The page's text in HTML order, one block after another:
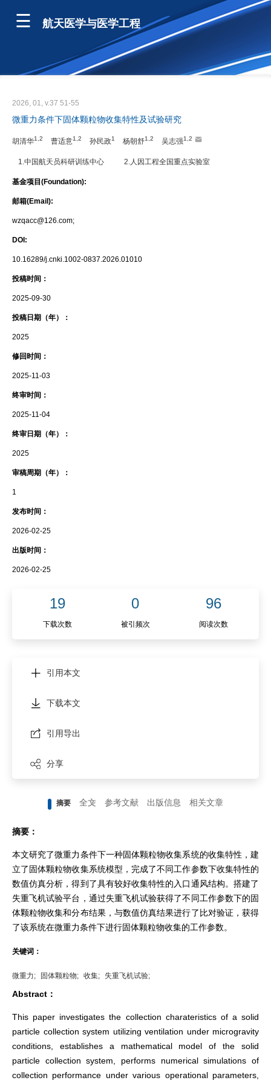
航天医学与医学工程
2026, 01, v.37 51-55
微重力条件下固体颗粒物收集特性及试验研究
胡清华1,2 曹适意1,2 孙民政1 杨朝舒1,2 吴志强1,2
1.中国航天员科研训练中心 2.人因工程全国重点实验室
基金项目(Foundation):
邮箱(Email):
wzqacc@126.com;
DOI:
10.16289/j.cnki.1002-0837.2026.01010
投稿时间：
2025-09-30
投稿日期（年）：
2025
修回时间：
2025-11-03
终审时间：
2025-11-04
终审日期（年）：
2025
审稿周期（年）：
1
发布时间：
2026-02-25
出版时间：
2026-02-25
19 0 96
下载次数 被引频次 阅读次数
引用本文
下载本文
引用导出
分享
摘要 全文 参考文献 出版信息 相关文章
摘要：
本文研究了微重力条件下一种固体颗粒物收集系统的收集特性，建
立了固体颗粒物收集系统模型，完成了不同工作参数下收集特性的
数值仿真分析，得到了具有较好收集特性的入口通风结构。搭建了
失重飞机试验平台，通过失重飞机试验获得了不同工作参数下的固
体颗粒物收集和分布结果，与数值仿真结果进行了比对验证，获得
了该系统在微重力条件下进行固体颗粒物收集的工作参数。
关键词：
微重力; 固体颗粒物; 收集; 失重飞机试验;
Abstract：
This paper investigates the collection charateristics of a solid
particle collection system utilizing ventilation under microgravity
conditions, establishes a mathematical model of the solid
particle collection system, performs numerical simulations of
collection performance under various operational parameters,